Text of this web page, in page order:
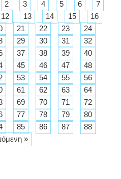
2 3 4 5 6
7
12 13 14 15
16
21 22 23
24
29 30 31
32
37 38 39
40
45 46 47
48
53 54 55
56
61 62 63
64
69 70 71
72
77 78 79
80
85 86 87
88
»